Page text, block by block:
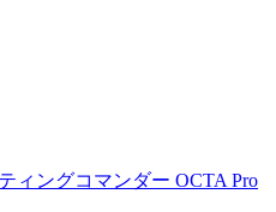
ィングコマンダー OCTA Pro